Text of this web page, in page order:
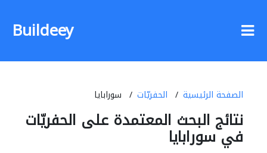
Buildeey
الصفحة الرئيسية الحفريّات سورابايا
نتائج البحث المعتمدة على الحفريّات
في سورابايا